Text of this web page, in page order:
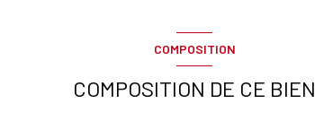
COMPOSITION
COMPOSITION DE CE BIEN